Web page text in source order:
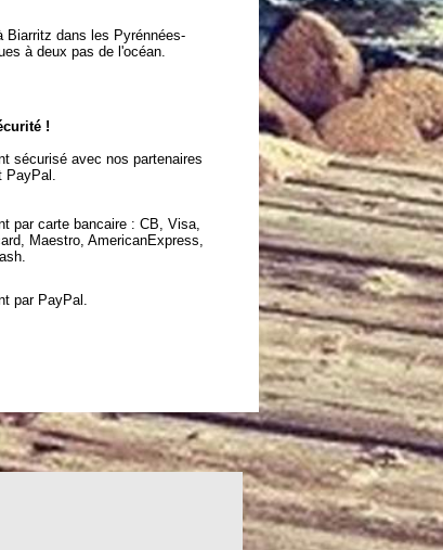
Biarritz dans les Pyrénnées-
à deux pas de l'océan.
!
sécurisé avec nos partenaires
PayPal.
par carte bancaire : CB, Visa,
Maestro, AmericanExpress,
par PayPal.